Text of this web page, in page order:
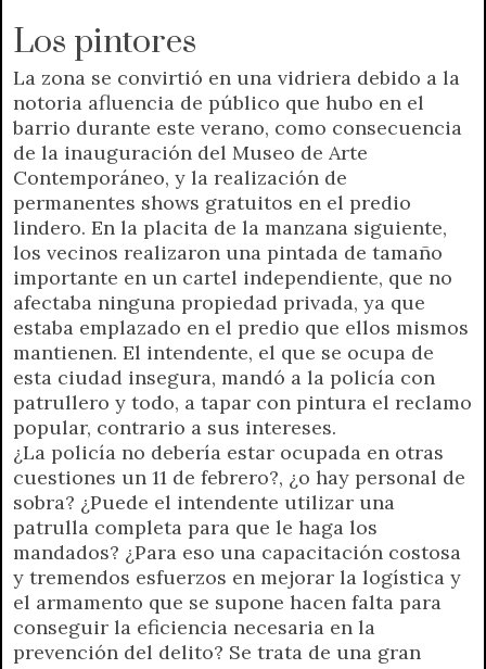
Los pintores
La zona se convirtió en una vidriera debido a la
notoria afluencia de público que hubo en el
barrio durante este verano, como consecuencia
de la inauguración del Museo de Arte
Contemporáneo, y la realización de
permanentes shows gratuitos en el predio
lindero. En la placita de la manzana siguiente,
los vecinos realizaron una pintada de tamaño
importante en un cartel independiente, que no
afectaba ninguna propiedad privada, ya que
estaba emplazado en el predio que ellos mismos
mantienen. El intendente, el que se ocupa de
esta ciudad insegura, mandó a la policía con
patrullero y todo, a tapar con pintura el reclamo
popular, contrario a sus intereses.
¿La policía no debería estar ocupada en otras
cuestiones un 11 de febrero?, ¿o hay personal de
sobra? ¿Puede el intendente utilizar una
patrulla completa para que le haga los
mandados? ¿Para eso una capacitación costosa
y tremendos esfuerzos en mejorar la logística y
el armamento que se supone hacen falta para
conseguir la eficiencia necesaria en la
prevención del delito? Se trata de una gran